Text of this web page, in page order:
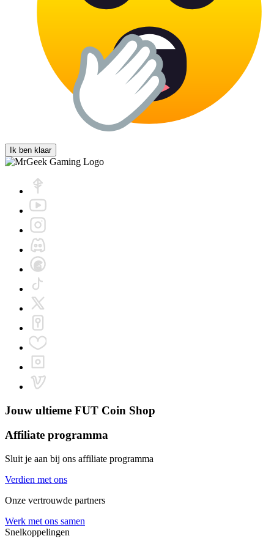
Ik ben klaar
Jouw ultieme FUT Coin Shop
Affiliate programma
Sluit je aan bij ons affiliate programma
Verdien met ons
Onze vertrouwde partners
Werk met ons samen
Snelkoppelingen